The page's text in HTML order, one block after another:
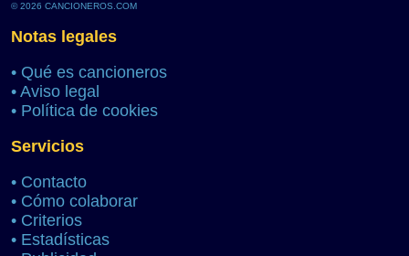
© 2026 CANCIONEROS.COM
Notas legales
• Qué es cancioneros
• Aviso legal
• Política de cookies
Servicios
• Contacto
• Cómo colaborar
• Criterios
• Estadísticas